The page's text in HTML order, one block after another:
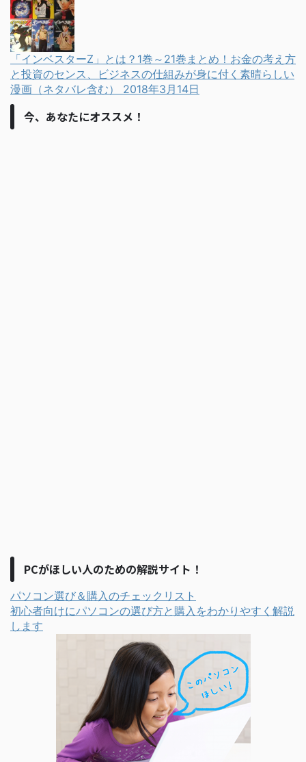
「インベスターZ」とは？1巻～21巻まとめ！お金の考え方
と投資のセンス、ビジネスの仕組みが身に付く素晴らしい
漫画（ネタバレ含む） 2018年3月14日
今、あなたにオススメ！
PCがほしい人のための解説サイト！
パソコン選び＆購入のチェックリスト
初心者向けにパソコンの選び方と購入をわかりやすく解説
します